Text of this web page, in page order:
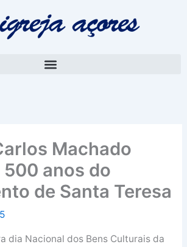
Machado
anos do
de Santa Teresa
dia Nacional dos Bens Culturais da